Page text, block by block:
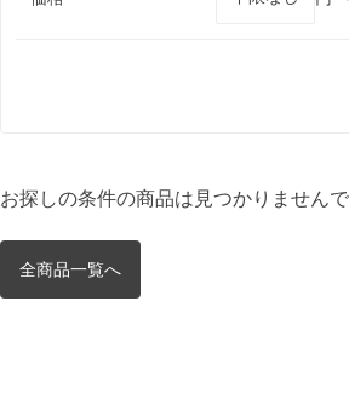
お探しの条件の商品は見つかりません
全商品一覧へ